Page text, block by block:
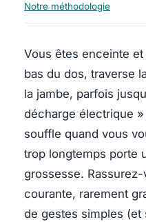
Notre méthodologie
Vous êtes enceinte
bas du dos, traverse
la jambe, parfois
décharge électrique
souffle quand vous
trop longtemps porte
grossesse.
courante, rarement
de gestes simples (et